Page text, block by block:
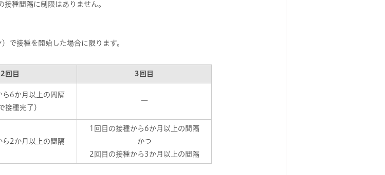
種間隔に制限はありません。
で接種を開始した場合に限ります。
2回目 3回目
ら6か月以上の間隔
接種完了）
―
ら2か月以上の間隔
1回目の接種から6か月以上の間隔
かつ
2回目の接種から3か月以上の間隔